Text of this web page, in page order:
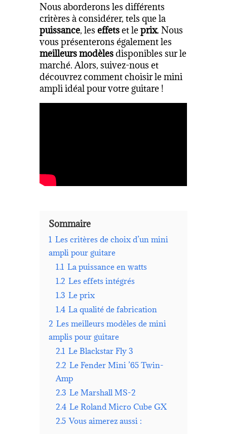
Nous aborderons les différents
critères à considérer, tels que la
puissance, leseffetset leprix. Nous
vous présenterons également les
meilleurs modèlesdisponibles sur le
marché. Alors, suivez-nous et
découvrez comment choisir le mini
ampli idéal pour votre guitare !
Sommaire
1 Les critères de choix d’un mini
ampli pour guitare
1.1 La puissance en watts
1.2 Les effets intégrés
1.3 Le prix
1.4 La qualité de fabrication
2 Les meilleurs modèles de mini
amplis pour guitare
2.1 Le Blackstar Fly 3
2.2 Le Fender Mini ’65 Twin-
Amp
2.3 Le Marshall MS-2
2.4 Le Roland Micro Cube GX
2.5 Vous aimerez aussi :